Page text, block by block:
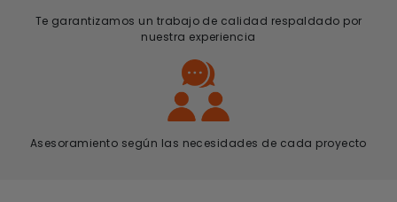
Te garantizamos un trabajo de calidad respaldado por
nuestra experiencia
Asesoramiento según las necesidades de cada proyecto